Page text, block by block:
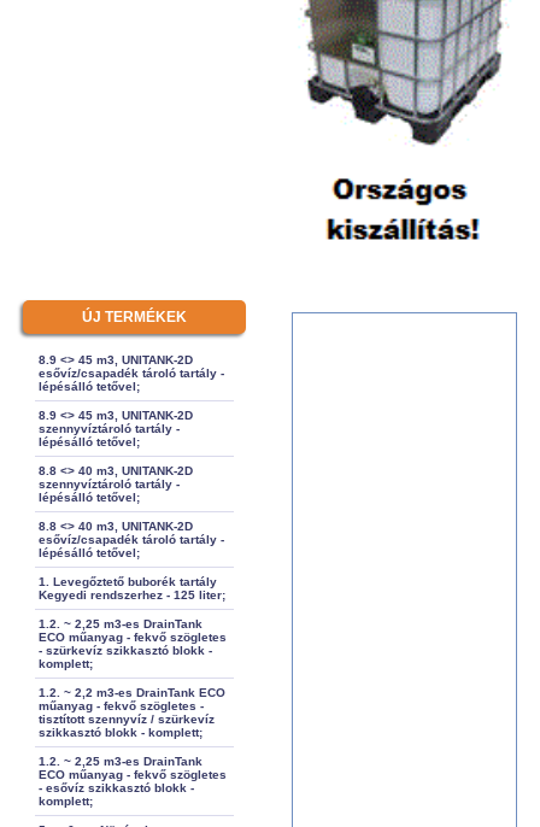
ÚJ TERMÉKEK
8.9 <> 45 m3, UNITANK-2D
esővíz/csapadék tároló tartály -
lépésálló tetővel;
8.9 <> 45 m3, UNITANK-2D
szennyvíztároló tartály -
lépésálló tetővel;
8.8 <> 40 m3, UNITANK-2D
szennyvíztároló tartály -
lépésálló tetővel;
8.8 <> 40 m3, UNITANK-2D
esővíz/csapadék tároló tartály -
lépésálló tetővel;
1. Levegőztető buborék tartály
Kegyedi rendszerhez - 125 liter;
1.2. ~ 2,25 m3-es DrainTank
ECO műanyag - fekvő szögletes
- szürkevíz szikkasztó blokk -
komplett;
1.2. ~ 2,2 m3-es DrainTank ECO
műanyag - fekvő szögletes -
tisztított szennyvíz / szürkevíz
szikkasztó blokk - komplett;
1.2. ~ 2,25 m3-es DrainTank
ECO műanyag - fekvő szögletes
- esővíz szikkasztó blokk -
komplett;